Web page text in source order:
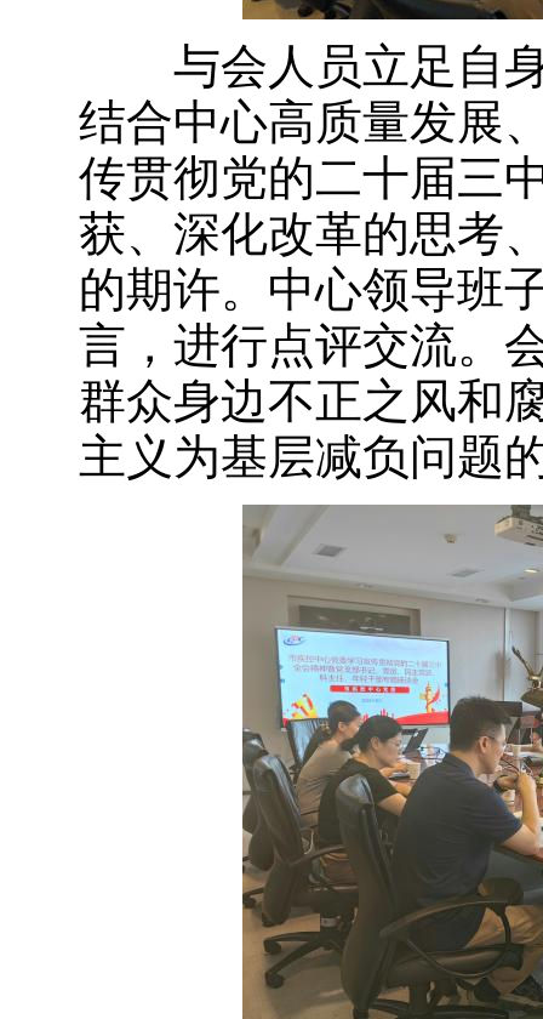
与会人员立足自身
结合中心高质量发展
传贯彻党的二十届三
获、深化改革的思考
的期许。中心领导班
言，进行点评交流。
群众身边不正之风和
主义为基层减负问题